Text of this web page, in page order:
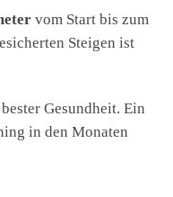
vom Start bis zum
Steigen ist
Gesundheit. Ein
in den Monaten